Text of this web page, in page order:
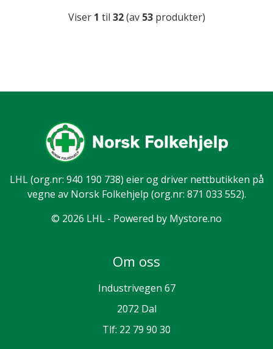
Viser 1 til 32(av 53produkter)
LHL(org.nr: 940 190 738) eier og driver nettbutikken på
vegne av Norsk Folkehjelp (org.nr: 871 033 552).
© 2026 LHL - Powered by Mystore.no
Om oss
Industrivegen 67
2072 Dal
Tlf: 22 79 90 30